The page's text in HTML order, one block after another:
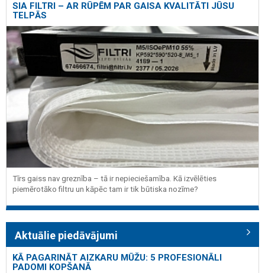
SIA FILTRI – AR RŪPĒM PAR GAISA KVALITĀTI JŪSU
TELPĀS
Tīrs gaiss nav greznība – tā ir nepieciešamība. Kā izvēlēties
piemērotāko filtru un kāpēc tam ir tik būtiska nozīme?
Aktuālie piedāvājumi
KĀ PAGARINĀT AIZKARU MŪŽU: 5 PROFESIONĀLI
PADOMI KOPŠANĀ